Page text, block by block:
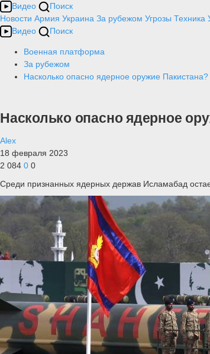
Видео
Поиск
Новости Армия Украина За рубежом Угрозы Техника
Видео
Поиск
Военная платформа
За рубежом
Насколько опасно ядерное оружие Пакистана?
Насколько опасно ядерное
Alex
18 февраля 2023
2 084 0 0
Среди признанных ядерных держав Исламабад